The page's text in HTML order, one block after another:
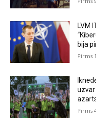
LVM
bija
Pirms
uzvar
Pirms